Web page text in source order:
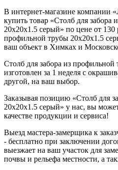
В интернет-магазине компании
купить товар «Столб для забора
20х20х1.5 серый» по цене от 130
профильной трубы 20х20х1.5
ваш объект в Химках и
Столб для забора из
изготовлен за 1 неделя с
другой, на ваш выбор.
Заказывая позицию «Столб для
20х20х1.5 серый» у нас, вы
качестве продукции и сервиса!
Выезд мастера-замерщика к
- бесплатно при заключении
выезжает на ваш участок для
почвы и рельефа местности, а